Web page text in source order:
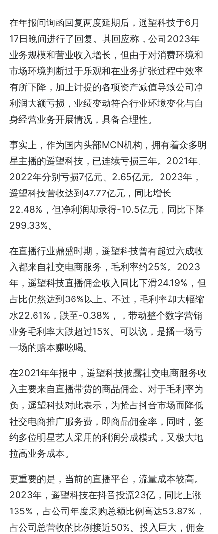
在年报问询函回复两度延期后，遥望科技于6月
17日晚间进行了回复。其回应称，公司2023年
业务规模和营业收入增长，但由于对消费环境和
市场环境判断过于乐观和在业务扩张过程中效率
有所下降，加上计提的各项资产减值导致公司净
利润大额亏损，业绩变动符合行业环境变化与自
身经营业务开展情况，具备合理性。
事实上，作为国内头部MCN机构，拥有着众多明
星主播的遥望科技，已连续亏损三年。2021年、
2022年分别亏损7亿元、2.65亿元。2023年，
遥望科技营收达到47.77亿元，同比增长
22.48%，但净利润却录得-10.5亿元，同比下降
299.33%。
在直播行业鼎盛时期，遥望科技曾有超过六成收
入都来自社交电商服务，毛利率约25%。2023
年，遥望科技直播佣金收入同比下滑24.19%，但
占比仍然达到36%以上。不过，毛利率却大幅缩
水22.61%，跌至-0.38%，，带动整个数字营销
业务毛利率大跌超过15%。可以说，是播一场亏
一场的赔本赚吆喝。
在2021年年报中，遥望科技披露社交电商服务收
入主要来自直播带货的商品佣金。对于毛利率为
负，遥望科技对此表示，为抢占抖音市场而降低
社交电商推广服务费，即商品佣金率，同时，签
约多位明星艺人采用的利润分成模式，又极大地
拉高业务成本。
更重要的是，当前的直播平台，流量成本较高。
2023年，遥望科技在抖音投流23亿，同比上涨
135%，占公司年度采购总额比例高达53.87%，
占公司总营收的比例接近50%。投入巨大，佣金